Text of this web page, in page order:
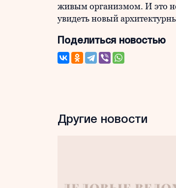
живым организмом. И это
увидеть новый
Поделиться новостью
Другие новости